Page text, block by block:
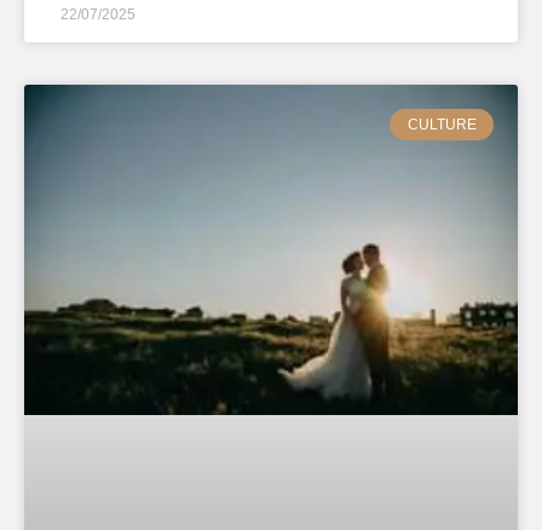
22/07/2025
CULTURE